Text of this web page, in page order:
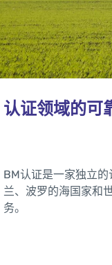
认证领域的可
BM认证是一家独立
兰、波罗的海国家和
务。